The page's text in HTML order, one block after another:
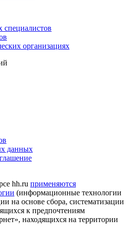
специалистов
организациях
данных
hh.ru применяются
(информационные технологии
на основе сбора, систематизации
к предпочтениям
находящихся на территории